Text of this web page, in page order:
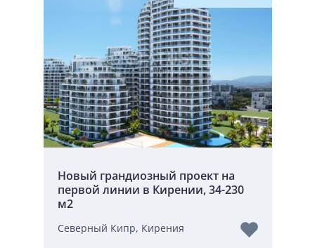
Новый грандиозный проект на
первой линии в Кирении, 34-230
м2
Северный Кипр, Кирения